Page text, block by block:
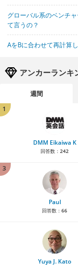
グローバル系のベンチ
て言うの？
AをBに合わせて再計算
アンカーランキ
週間
1
DMM Eikaiwa K
回答数： 242
3
Paul
回答数： 66
Yuya J. Kato